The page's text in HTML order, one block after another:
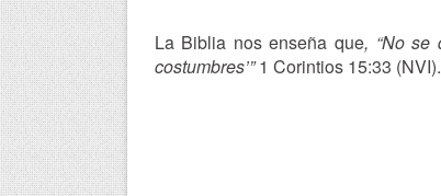
La Biblia nos enseña que, “No se
costumbres’”1 Corintios 15:33 (NVI).